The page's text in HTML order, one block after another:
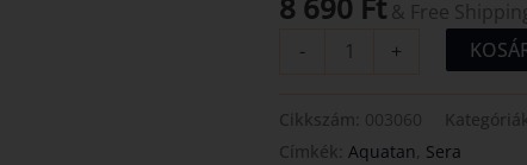
& Free
-
+
Cikkszám: 003060
Címkék:Aquatan, Sera